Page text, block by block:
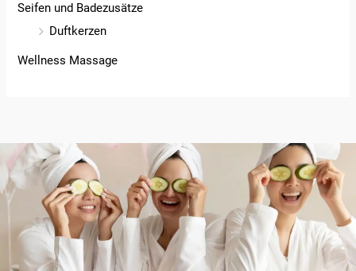
Seifen und Badezusätze
Duftkerzen
Wellness Massage